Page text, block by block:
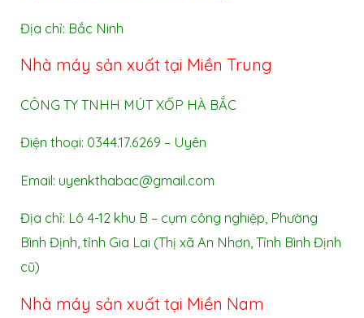
Địa chỉ: Bắc Ninh
Nhà máy sản xuất tại Miền Trung
CÔNG TY TNHH MÚT XỐP HÀ BẮC
Điện thoại: 0344.17.6269 – Uyên
Email: uyenkthabac@gmail.com
Địa chỉ: Lô 4-12 khu B – cụm công nghiệp, Phường
Bình Định, tỉnh Gia Lai (Thị xã An Nhơn, Tỉnh Bình Định
cũ)
Nhà máy sản xuất tại Miền Nam